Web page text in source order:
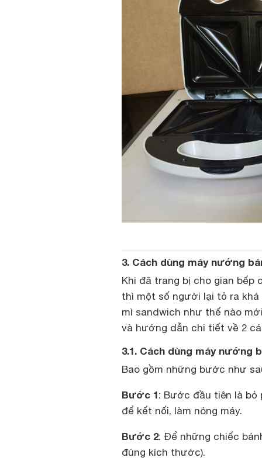
3. Cách dùng máy nướng
Khi đã trang bị cho gian bếp
thì một số người lại tỏ ra
mì sandwich như thế nào
và hướng dẫn chi tiết về 2
3.1. Cách dùng máy nướng
Bao gồm những bước như
Bước 1: Bước đầu tiên là bỏ
để kết nối, làm nóng máy.
Bước 2: Để những chiếc
đúng kích thước).